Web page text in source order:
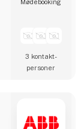
Møde­booking
3 kontakt­
personer